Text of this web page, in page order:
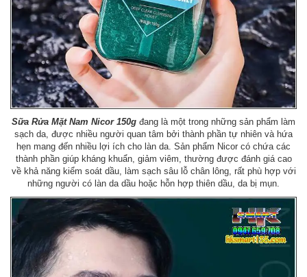
Sữa Rửa Mặt Nam Nicor 150g đang là một trong những sản phẩm làm
sạch da, được nhiều người quan tâm bởi thành phần tự nhiên và hứa
hẹn mang đến nhiều lợi ích cho làn da. Sản phẩm Nicor có chứa các
thành phần giúp kháng khuẩn, giảm viêm, thường được đánh giá cao
về khả năng kiểm soát dầu, làm sạch sâu lỗ chân lông, rất phù hợp với
những người có làn da dầu hoặc hỗn hợp thiên dầu, da bị mụn.